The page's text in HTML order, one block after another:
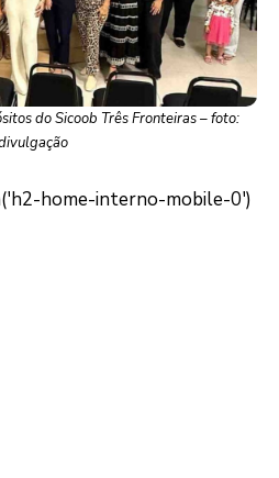
do Sicoob Três Fronteiras – foto: